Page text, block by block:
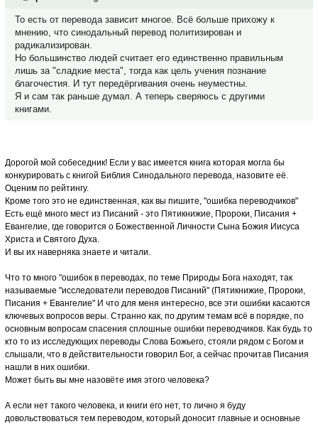
То есть от перевода зависит многое. Всё больше прихожу к
мнению, что синодальный перевод политизирован и
радикализирован.
Но большинство людей считает его единственно правильным
лишь за "сладкие места", тогда как цель учения познание
благочестия. И тут передёргивания очень неуместны.
Я и сам так раньше думал. А теперь сверяюсь с другими
книгами.
Дорогой мой собеседник! Если у вас имеется книга которая могла бы
конкурировать с книгой Библия Синодального перевода, назовите её.
Оценим по рейтингу.
Кроме того это не единственная, как вы пишите, "ошибка переводчиков"
Есть ещё много мест из Писаний - это Пятикнижие, Пророки, Писания +
Евангелие, где говорится о Божественной Личности Сына Божия Иисуса
Христа и Святого Духа.
И вы их наверняка знаете и читали.
Что то много "ошибок в переводах, по теме Природы Бога находят, так
называемые "исследователи переводов Писаний" (Пятикнижие, Пророки,
Писания + Евангелие" И что для меня интересно, все эти ошибки касаются
ключевых вопросов веры. Странно как, по другим темам всё в порядке, по
основным вопросам спасения сплошные ошибки переводчиков. Как будь то
кто то из исследующих переводы Слова Божьего, стояли рядом с Богом и
слышали, что в действительности говорил Бог, а сейчас прочитав Писания
нашли в них ошибки.
Может быть вы мне назовёте имя этого человека?
А если нет такого человека, и книги его нет, то лично я буду
довольствоваться тем переводом, который доносит главные и основные